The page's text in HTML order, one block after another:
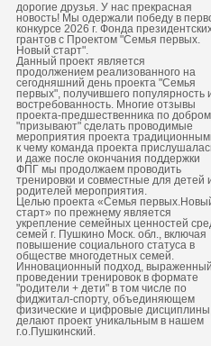
дорогие друзья. У нас прекрасная
новость! Мы одержали победу в
конкурсе 2026 г. Фонда
грантов с Проектом "Семья первых.
Новый старт".
Данный проект является
продолжением реализованного на
сегодняшний день проекта "Семья
первых", получившего популярность
востребованность. Многие отзывы
проекта-предшественника по
"призывают" сделать проводимые
мероприятия проекта
к чему команда проекта
и даже после окончания поддержки
ФПГ мы продолжаем проводить
тренировки и совместные для детей
родителей мероприятия.
Целью проекта «Семья
старт» по прежнему является
укрепление семейных ценностей
семей г. Пушкино Моск. обл., включая
повышение социального статуса в
обществе многодетных семей.
Инновационный подход,
проведении тренировок в формате
"родители + дети" в том числе по
фиджитал-спорту, объединяющем
физические и цифровые
делают проект уникальным в нашем
г.о.Пушкинский.